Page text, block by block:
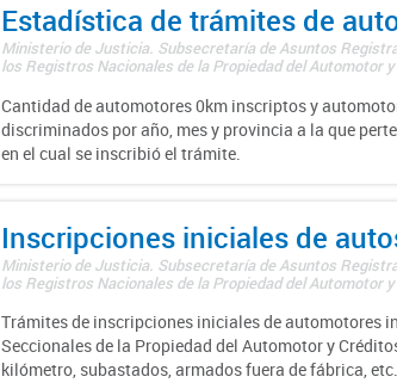
Estadística de trámites de
Ministerio de Justicia. Subsecretaría de Asuntos
los Registros Nacionales de la Propiedad del Automotor
Cantidad de automotores 0km inscriptos y
discriminados por año, mes y provincia a la que
en el cual se inscribió el trámite.
Inscripciones iniciales de
Ministerio de Justicia. Subsecretaría de Asuntos
los Registros Nacionales de la Propiedad del Automotor
Trámites de inscripciones iniciales de automotores
Seccionales de la Propiedad del Automotor y
kilómetro, subastados, armados fuera de fábrica,